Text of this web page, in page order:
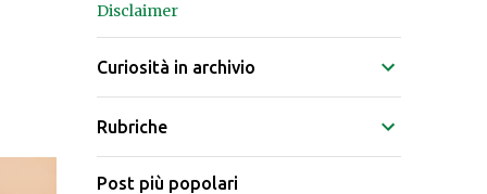
Disclaimer
Curiosità in archivio
Rubriche
Post più popolari